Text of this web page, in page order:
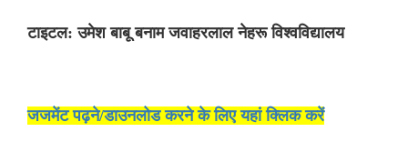
टाइटल: उमेश बाबू बनाम जवाहरलाल नेहरू विश्वविद्यालय
जजमेंट पढ़ने/डाउनलोड करने के लिए यहां क्लिक करें